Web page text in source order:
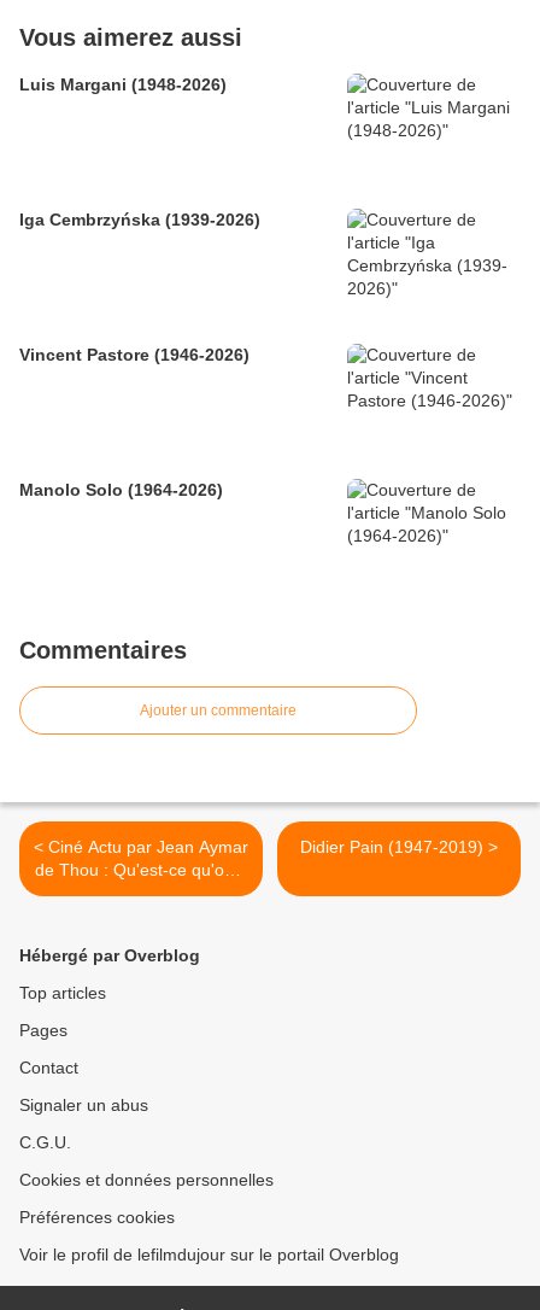
Vous aimerez aussi
Luis Margani (1948-2026)
Iga Cembrzyńska (1939-2026)
Vincent Pastore (1946-2026)
Manolo Solo (1964-2026)
Commentaires
Ajouter un commentaire
< Ciné Actu par Jean Aymar
de Thou : Qu'est-ce qu'on a
encore fait au bon Dieu
Didier Pain (1947-2019) >
Hébergé par Overblog
Top articles
Pages
Contact
Signaler un abus
C.G.U.
Cookies et données personnelles
Préférences cookies
Voir le profil de lefilmdujour sur le portail Overblog